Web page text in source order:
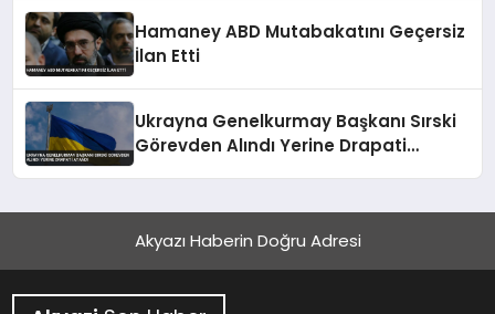
Hamaney ABD Mutabakatını Geçersiz
İlan Etti
Ukrayna Genelkurmay Başkanı Sırski
Görevden Alındı Yerine Drapati
Akyazı Haberin Doğru Adresi